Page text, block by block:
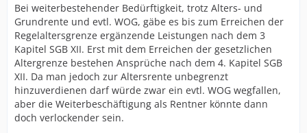
Bei weiterbestehender Bedürftigkeit, trotz Alters- und
Grundrente und evtl. WOG, gäbe es bis zum Erreichen der
Regelaltersgrenze ergänzende Leistungen nach dem 3
Kapitel SGB XII. Erst mit dem Erreichen der gesetzlichen
Altergrenze bestehen Ansprüche nach dem 4. Kapitel SGB
XII. Da man jedoch zur Altersrente unbegrenzt
hinzuverdienen darf würde zwar ein evtl. WOG wegfallen,
aber die Weiterbeschäftigung als Rentner könnte dann
doch verlockender sein.